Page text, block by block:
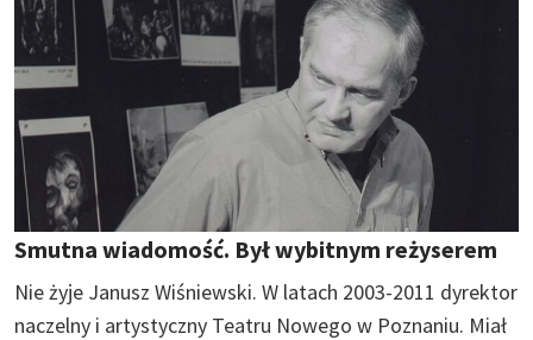
Smutna wiadomość. Był wybitnym reżyserem
Nie żyje Janusz Wiśniewski. W latach 2003-2011 dyrektor
naczelny i artystyczny Teatru Nowego w Poznaniu. Miał